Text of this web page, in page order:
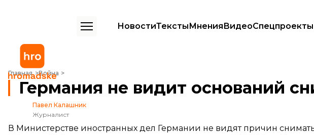
НовостиТекстыМненияВидеоСпецпроекты
Главная Война
Германия не видит оснований снимать санкции с России
Германия не видит оснований
Павел Калашник
Журналист
В Министерстве иностранных дел Германии не видят причин